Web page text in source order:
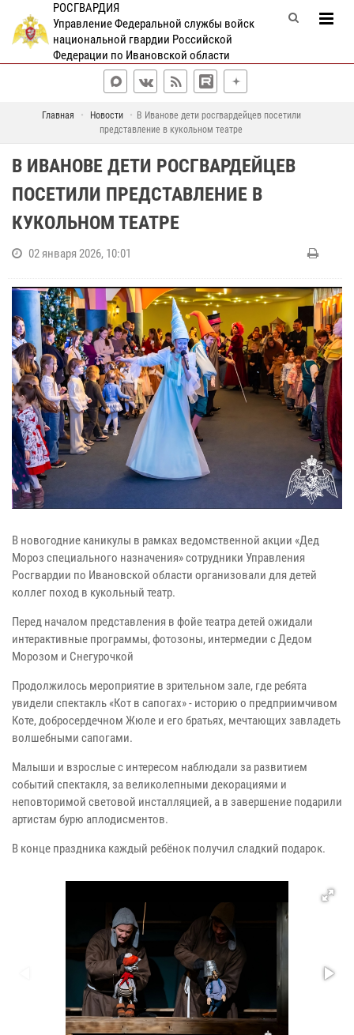
РОСГВАРДИЯ
Управление Федеральной службы войск
национальной гвардии Российской
Федерации по Ивановской области
Главная Новости
В Иванове дети росгвардейцев посетили
представление в кукольном театре
В ИВАНОВЕ ДЕТИ РОСГВАРДЕЙЦЕВ
ПОСЕТИЛИ ПРЕДСТАВЛЕНИЕ В
КУКОЛЬНОМ ТЕАТРЕ
02 января 2026, 10:01
В новогодние каникулы в рамках ведомственной акции «Дед
Мороз специального назначения» сотрудники Управления
Росгвардии по Ивановской области организовали для детей
коллег поход в кукольный театр.
Перед началом представления в фойе театра детей ожидали
интерактивные программы, фотозоны, интермедии с Дедом
Морозом и Снегурочкой
Продолжилось мероприятие в зрительном зале, где ребята
увидели спектакль «Кот в сапогах» - историю о предприимчивом
Коте, добросердечном Жюле и его братьях, мечтающих завладеть
волшебными сапогами.
Малыши и взрослые с интересом наблюдали за развитием
событий спектакля, за великолепными декорациями и
неповторимой световой инсталляцией, а в завершение подарили
артистам бурю аплодисментов.
В конце праздника каждый ребёнок получил сладкий подарок.